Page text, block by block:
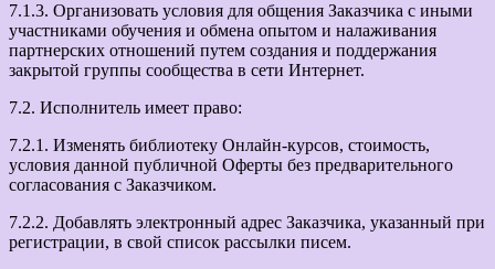
7.1.3. Организовать условия для общения Заказчика с иными
участниками обучения и обмена опытом и налаживания
партнерских отношений путем создания и поддержания
закрытой группы сообщества в сети Интернет.
7.2. Исполнитель имеет право:
7.2.1. Изменять библиотеку Онлайн-курсов, стоимость,
условия данной публичной Оферты без предварительного
согласования с Заказчиком.
7.2.2. Добавлять электронный адрес Заказчика, указанный при
регистрации, в свой список рассылки писем.